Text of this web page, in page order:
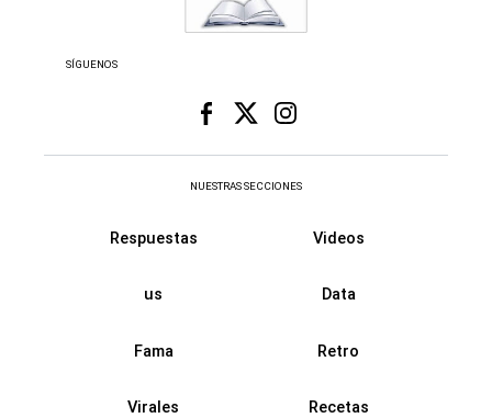
SÍGUENOS
NUESTRAS SECCIONES
Respuestas Videos
us Data
Fama Retro
Virales Recetas